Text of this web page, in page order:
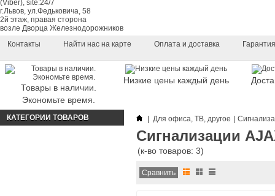
(Viber), site:24/7
г.Львов, ул.Федьковича, 58
2й этаж, правая сторона
возле Дворца Железнодорожников
Контакты
Найти нас на карте Оплата и доставка Гарантия
Товары в наличии.
Экономьте время.
Низкие цены каждый день
КАТЕГОРИИ ТОВАРОВ Для офиса, ТВ, другое
Сигнализации
(к-во товаров: 3)